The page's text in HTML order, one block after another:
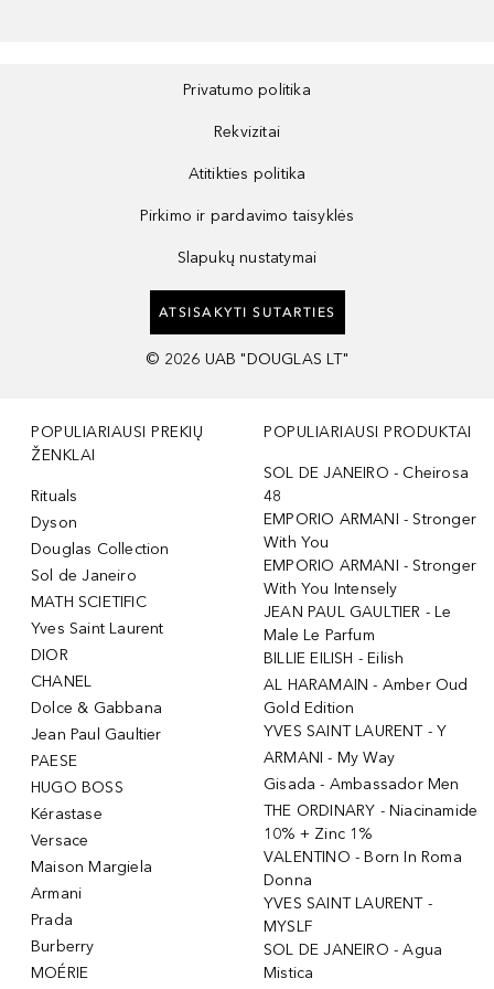
Privatumo politika
Rekvizitai
Atitikties politika
Pirkimo ir pardavimo taisyklės
Slapukų nustatymai
ATSISAKYTI SUTARTIES
© 2026 UAB "DOUGLAS LT"
POPULIARIAUSI PREKIŲ
ŽENKLAI
Rituals
Dyson
Douglas Collection
Sol de Janeiro
MATH SCIETIFIC
Yves Saint Laurent
DIOR
CHANEL
Dolce & Gabbana
Jean Paul Gaultier
PAESE
HUGO BOSS
Kérastase
Versace
Maison Margiela
Armani
Prada
Burberry
MOÉRIE
POPULIARIAUSI PRODUKTAI
SOL DE JANEIRO - Cheirosa
48
EMPORIO ARMANI - Stronger
With You
EMPORIO ARMANI - Stronger
With You Intensely
JEAN PAUL GAULTIER - Le
Male Le Parfum
BILLIE EILISH - Eilish
AL HARAMAIN - Amber Oud
Gold Edition
YVES SAINT LAURENT - Y
ARMANI - My Way
Gisada - Ambassador Men
THE ORDINARY - Niacinamide
10% + Zinc 1%
VALENTINO - Born In Roma
Donna
YVES SAINT LAURENT -
MYSLF
SOL DE JANEIRO - Agua
Mistica